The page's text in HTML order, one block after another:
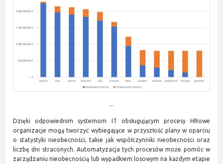
...
Dzięki odpowiednim systemom IT obsługującym procesy HRowe
organizacje mogą tworzyć wybiegające w przyszłość plany w oparciu
o statystyki nieobecności, takie jak współczynniki nieobecności oraz
liczbę dni straconych. Automatyzacja tych procesów może pomóc w
zarządzaniu nieobecnością lub wypadkiem losowym na każdym etapie